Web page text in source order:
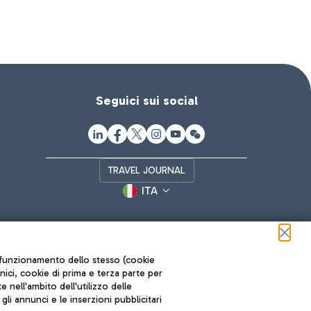
Seguici sui social
TRAVEL JOURNAL
ITA
dello stesso (cookie
cookie di prima e terza parte per
nell'ambito dell'utilizzo delle
annunci e le inserzioni pubblicitari